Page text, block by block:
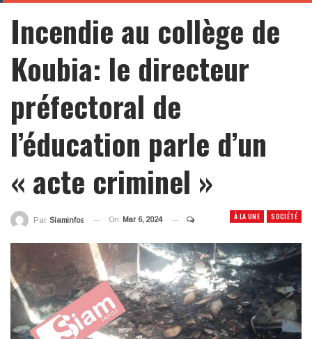
Incendie au collège de
Koubia: le directeur
préfectoral de
l’éducation parle d’un
« acte criminel »
À LA UNE SOCIÉTÉ
Par Siaminfos On Mar 6, 2024